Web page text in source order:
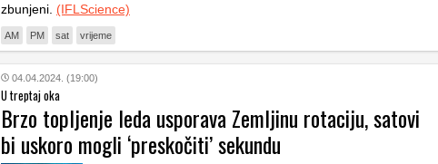
zbunjeni. (IFLScience)
AM PM sat vrijeme
04.04.2024. (19:00)
U treptaj oka
Brzo topljenje leda usporava Zemljinu rotaciju, satovi
bi uskoro mogli ‘preskočiti’ sekundu